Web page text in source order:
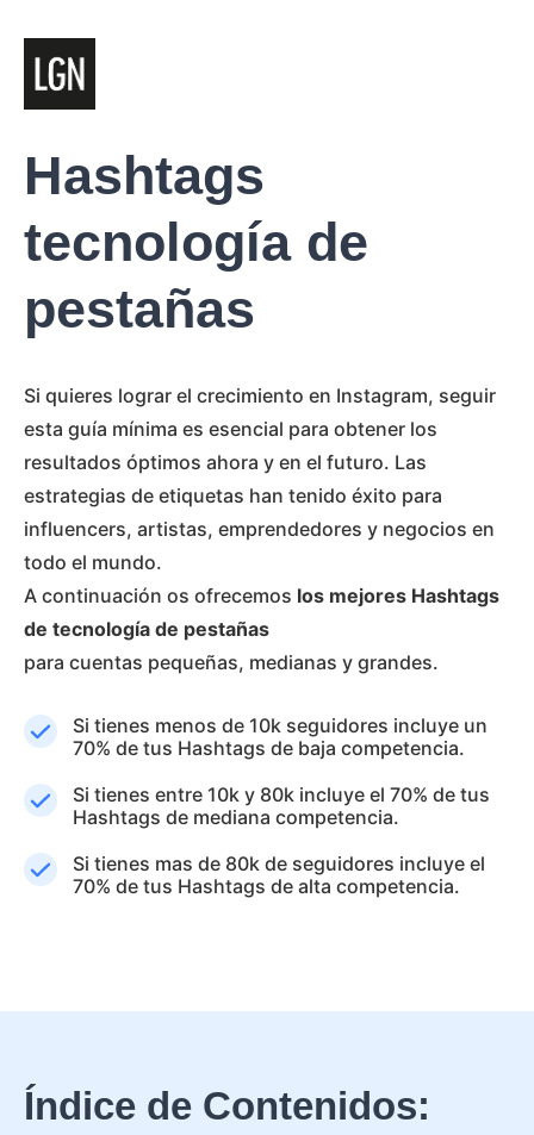
Hashtags
tecnología de
pestañas
Si quieres lograr el crecimiento en Instagram, seguir
esta guía mínima es esencial para obtener los
resultados óptimos ahora y en el futuro. Las
estrategias de etiquetas han tenido éxito para
influencers, artistas, emprendedores y negocios en
todo el mundo.
A continuación os ofrecemos los mejores Hashtags
de tecnología de pestañas
para cuentas pequeñas, medianas y grandes.
Si tienes menos de 10k seguidores incluye un
70% de tus Hashtags de baja competencia.
Si tienes entre 10k y 80k incluye el 70% de tus
Hashtags de mediana competencia.
Si tienes mas de 80k de seguidores incluye el
70% de tus Hashtags de alta competencia.
Índice de Contenidos: